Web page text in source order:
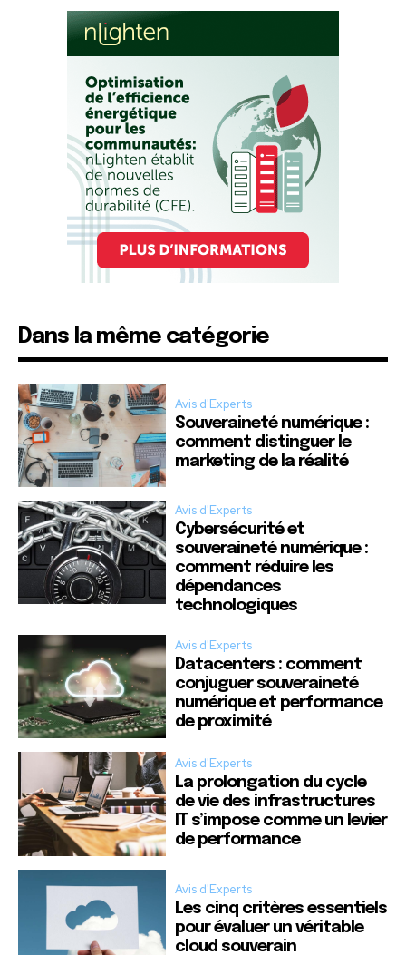
Dans la même catégorie
Avis d'Experts
Souveraineté numérique :
comment distinguer le
marketing de la réalité
Avis d'Experts
Cybersécurité et
souveraineté numérique :
comment réduire les
dépendances
technologiques
Avis d'Experts
Datacenters : comment
conjuguer souveraineté
numérique et performance
de proximité
Avis d'Experts
La prolongation du cycle
de vie des infrastructures
IT s’impose comme un levier
de performance
Avis d'Experts
Les cinq critères essentiels
pour évaluer un véritable
cloud souverain